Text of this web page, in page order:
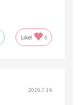
Like! 0
2026.7.16